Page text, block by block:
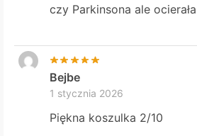
czy Parkinsona ale
Bejbe
1 stycznia 2026
Piękna koszulka 2/10